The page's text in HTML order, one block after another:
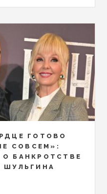
ГОТОВО
СОВСЕМ»:
БАНКРОТСТВЕ
ШУЛЬГИНА